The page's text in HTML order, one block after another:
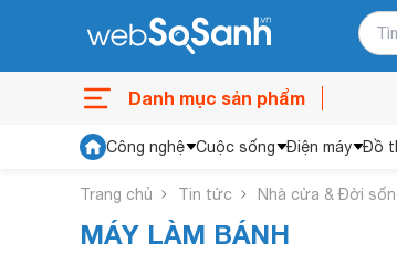
Danh mục sản phẩm
Công nghệ Cuộc sống Điện máy Đồ
Trang chủ Tin tức Nhà cửa & Đời
MÁY LÀM BÁNH